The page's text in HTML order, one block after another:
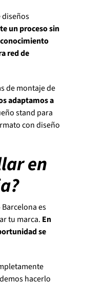
diseños
un proceso sin
red de
de montaje de
adaptamos a
stand para
con diseño
en
es
tu marca. En
se
hacerlo